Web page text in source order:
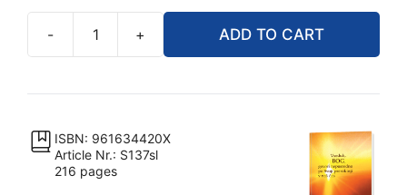
-
govori
po
+ ADD TO CART
ISBN: 961634420X
Article Nr.: S137sl
216 pages